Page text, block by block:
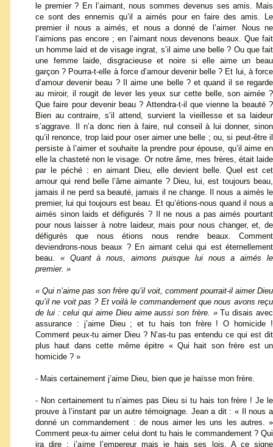
le premier ? En l’aimant, nous sommes devenus ses amis. Mais
ce sont des ennemis qu’il a aimés pour en faire des amis. Le
premier il nous a aimés, et nous a donné de l’aimer. Nous ne
l’aimions pas encore ; en l’aimant nous devenons beaux. Que fait
un homme laid et de visage ingrat, s’il aime une belle ? Ou que fait
une femme laide, disgracieuse et noire si elle aime un beau
garçon ? Pourra-t-elle à force d’amour devenir belle ? Et lui, à force
d’amour devenir beau ? Il aime une belle ? et quand il se regarde
au miroir, il rougit de lever les yeux sur cette belle, son aimée ?
Que faire pour devenir beau ? Attendra-t-il que vienne la beauté ?
Bien au contraire, s’il attend, survient la vieillesse et sa laideur
s’aggrave. Il n’a donc rien à faire, nul conseil à lui donner, sinon
qu’il renonce, trop laid pour oser aimer une belle ; ou, si peut-être il
persiste à l’aimer et souhaite la prendre pour épouse, qu’il aime en
elle la chasteté non le visage. Or notre âme, mes frères, était laide
par le péché : en aimant Dieu, elle devient belle. Quel est cet
amour qui rend belle l’âme aimante ? Dieu, lui, est toujours beau,
jamais il ne perd sa beauté, jamais il ne change. Il nous a aimés le
premier, lui qui toujours est beau. Et qu’étions-nous quand il nous a
aimés sinon laids et défigurés ? Il ne nous a pas aimés pourtant
pour nous laisser à notre laideur, mais pour nous changer, et, de
défigurés que nous étions nous rendre beaux. Comment
deviendrons-nous beaux ? En aimant celui qui est éternellement
beau. « Quant à nous, aimons puisque lui nous a aimés le
premier. »
« Qui n’aime pas son frère qu’il voit, comment pourrait-il aimer Dieu
qu’il ne voit pas ? Et voilà le commandement que nous avons reçu
de lui : celui qui aime Dieu aime aussi son frère. »Tu disais avec
assurance : j’aime Dieu ; et tu hais ton frère ! O homicide !
Comment peux-tu aimer Dieu ? N’as-tu pas entendu ce qui est dit
plus haut dans cette même épitre « Qui hait son frère est un
homicide ? »
- Mais certainement j’aime Dieu, bien que je haïsse mon frère.
- Non certainement tu n’aimes pas Dieu si tu hais ton frère ! Je le
prouve à l’instant par un autre témoignage. Jean a dit : « Il nous a
donné un commandement : de nous aimer les uns les autres. »
Comment peux-tu aimer celui dont tu hais le commandement ? Qui
ira dire : j’aime l’empereur mais je hais ses lois. A ce signe